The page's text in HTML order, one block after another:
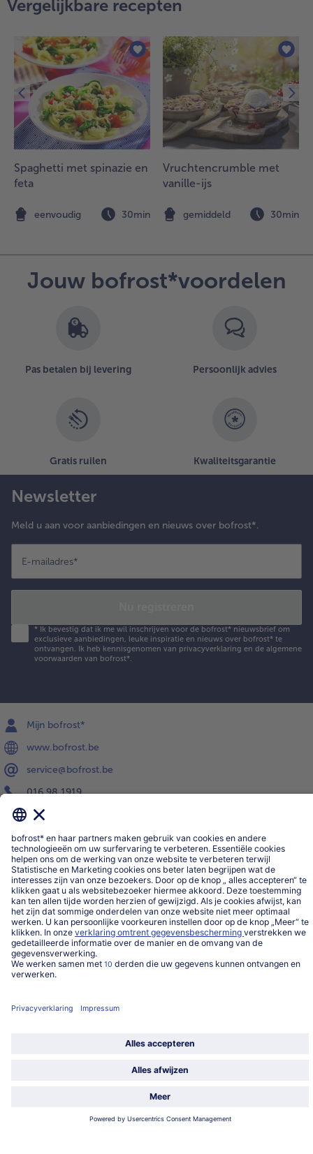
ml
het
Voeg
pasta
het
aan de
smaak
peper
vlak
Vergelijkbare recepten
Spaghetti met spinazie en
feta
eenvoudig 30min
Vruchtencrumble met
vanille-ijs
gemiddeld 30min
Jouw bofrost*voordelen
Pas betalen bij levering Persoonlijk advies
Gratis ruilen Kwaliteitsgarantie
Newsletter
Meld u aan voor aanbiedingen en nieuws over bofrost*.
E-mailadres*
* Ik bevestig dat ik me wil inschrijven voor de bofrost* nieuwsbrief om
exclusieve aanbiedingen, leuke inspiratie en nieuws over bofrost* te
ontvangen. Ik heb kennisgenomen van privacyverklaring en de algemene
voorwaarden van bofrost*.
Mijn bofrost*
www.bofrost.be
service@bofrost.be
016 98 1919
Service
Over ons
Categorieën
Land / Taal selecteren